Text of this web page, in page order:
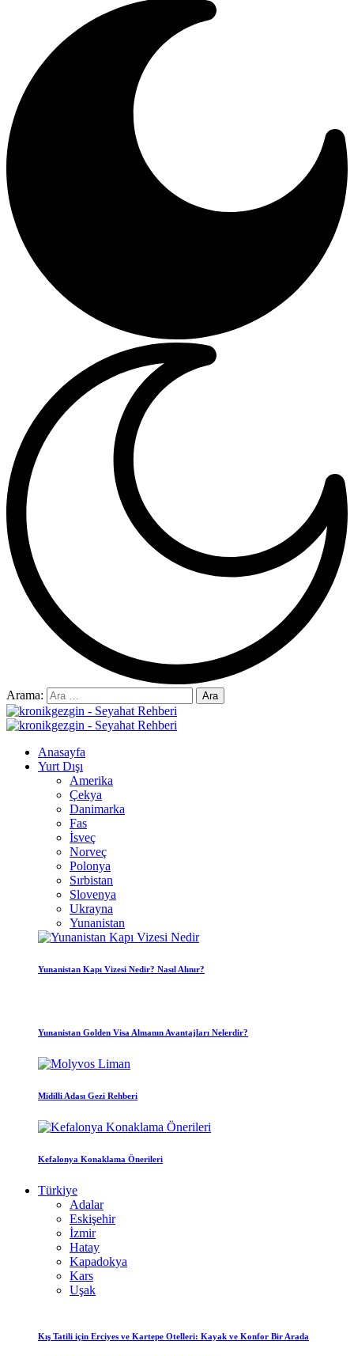
Arama:
Anasayfa
Yurt Dışı
Amerika
Çekya
Danimarka
Fas
İsveç
Norveç
Polonya
Sırbistan
Slovenya
Ukrayna
Yunanistan
Yunanistan Kapı Vizesi Nedir? Nasıl Alınır?
Yunanistan Golden Visa Almanın Avantajları Nelerdir?
Midilli Adası Gezi Rehberi
Kefalonya Konaklama Önerileri
Türkiye
Adalar
Eskişehir
İzmir
Hatay
Kapadokya
Kars
Uşak
Kış Tatili için Erciyes ve Kartepe Otelleri: Kayak ve Konfor Bir Arada